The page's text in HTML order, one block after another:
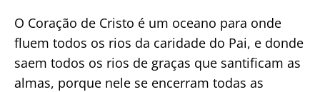
O Coração de Cristo é um oceano para onde
fluem todos os rios da caridade do Pai, e donde
saem todos os rios de graças que santificam as
almas, porque nele se encerram todas as